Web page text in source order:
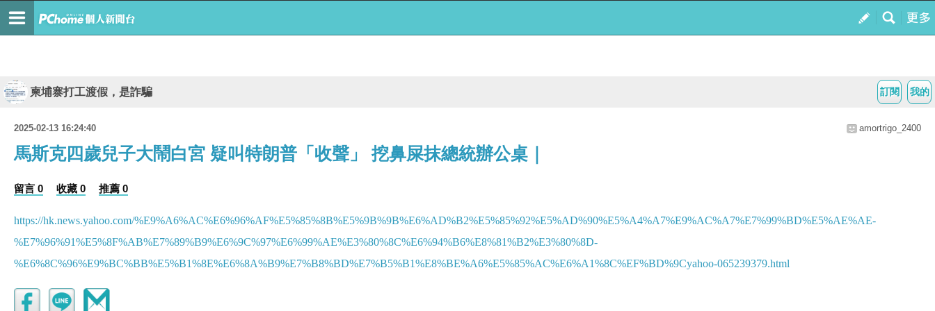
我的
訂閱
柬埔寨打工渡假，是詐騙
2025-02-13 16:24:40 amortrigo_2400
馬斯克四歲兒子大鬧白宮 疑叫特朗普「收聲」 挖鼻屎抹總統辦公桌｜
留言 0 收藏 0 推薦 0
https://hk.news.yahoo.com/%E9%A6%AC%E6%96%AF%E5%85%8B%E5%9B%9B%E6%AD%B2%E5%85%92%E5%AD%90%E5%A4%A7%E9%AC%A7%E7%99%BD%E5%AE%AE-
%E7%96%91%E5%8F%AB%E7%89%B9%E6%9C%97%E6%99%AE%E3%80%8C%E6%94%B6%E8%81%B2%E3%80%8D-
%E6%8C%96%E9%BC%BB%E5%B1%8E%E6%8A%B9%E7%B8%BD%E7%B5%B1%E8%BE%A6%E5%85%AC%E6%A1%8C%EF%BD%9Cyahoo-065239379.html